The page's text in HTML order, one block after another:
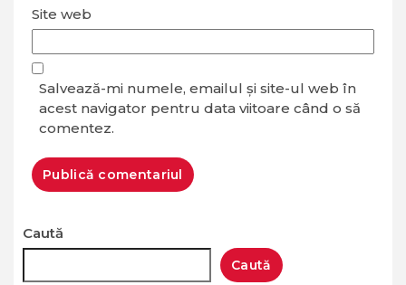
Site web
Salvează-mi numele, emailul și site-ul web în
acest navigator pentru data viitoare când o să
comentez.
Caută
Caută